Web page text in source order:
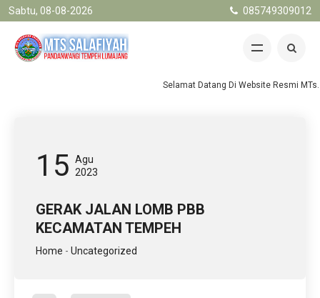
Sabtu, 08-08-2026 085749309012
Selamat Datang Di Website Resmi MTs.
15 Agu
2023
GERAK JALAN LOMB PBB
KECAMATAN TEMPEH
Home - Uncategorized